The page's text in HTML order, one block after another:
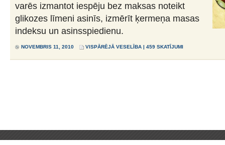
varēs izmantot iespēju bez maksas noteikt
glikozes līmeni asinīs, izmērīt ķermeņa masas
indeksu un asinsspiedienu.
NOVEMBRIS 11, 2010 VISPĀRĒJĀ VESELĪBA | 459 SKATĪJUMI